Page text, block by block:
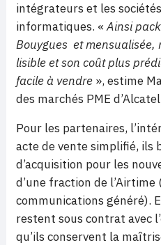
intégrateurs et les
informatiques. «Ainsi
Bouygues et mensualisée,
lisible et son coût plus
facile à vendre », estime
des marchés PME
Pour les partenaires,
acte de vente simplifié, ils
d’acquisition pour les
d’une fraction de
communications généré).
restent sous contrat avec
qu’ils conservent la